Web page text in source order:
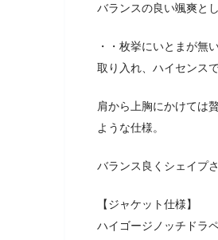
バランスの良い颯爽と
・・枚挙にいとまが無
取り入れ、ハイセンス
肩から上胸にかけては
ような仕様。
バランス良くシェイプ
【ジャケット仕様】
ハイゴージノッチドラ